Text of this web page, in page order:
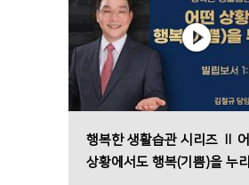
행복한 생활습관 시리즈 Ⅱ
상황에서도 행복(기쁨)을 누